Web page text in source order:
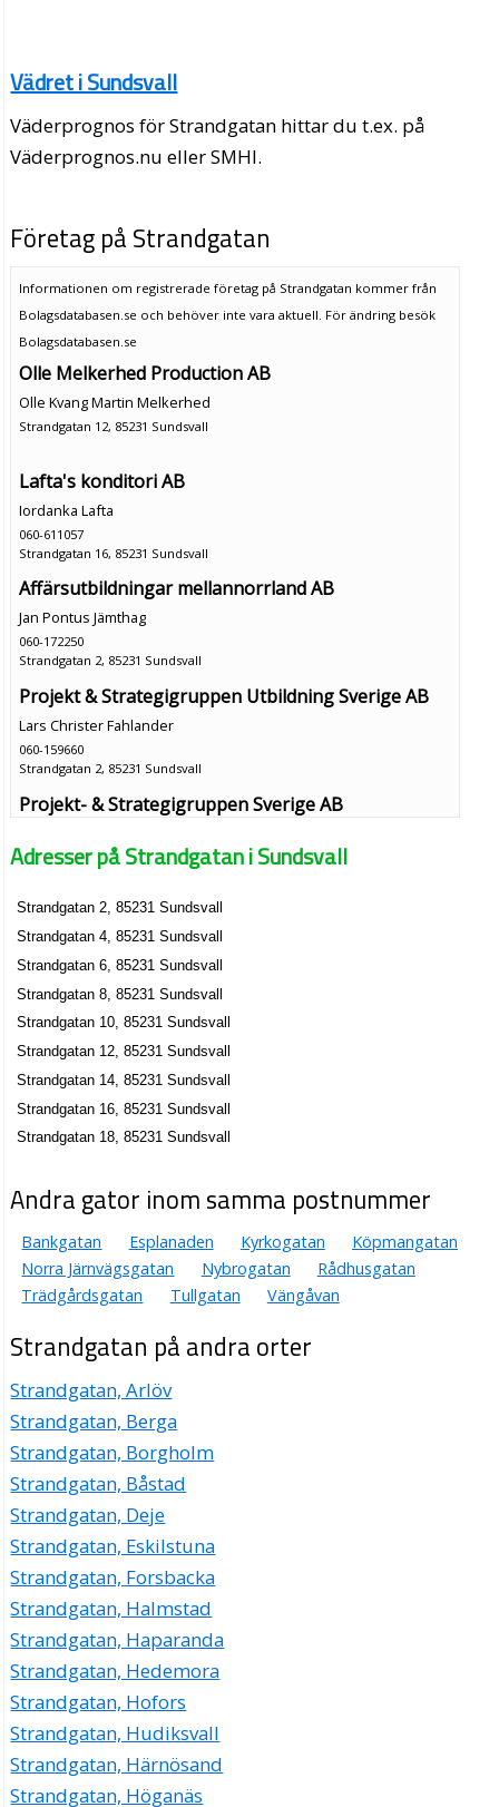
Vädret i Sundsvall
Väderprognos för Strandgatan hittar du t.ex. på
Väderprognos.nu eller SMHI.
Företag på Strandgatan
Informationen om registrerade företag på Strandgatan kommer från
Bolagsdatabasen.se och behöver inte vara aktuell. För ändring besök
Bolagsdatabasen.se
Olle Melkerhed Production AB
Olle Kvang Martin Melkerhed
Strandgatan 12, 85231 Sundsvall
Lafta's konditori AB
Iordanka Lafta
060-611057
Strandgatan 16, 85231 Sundsvall
Affärsutbildningar mellannorrland AB
Jan Pontus Jämthag
060-172250
Strandgatan 2, 85231 Sundsvall
Projekt & Strategigruppen Utbildning Sverige AB
Lars Christer Fahlander
060-159660
Strandgatan 2, 85231 Sundsvall
Projekt- & Strategigruppen Sverige AB
060-172250
Sweet Williams AB
Anna Elisabet Tollwé
060-154290
Sundsvalls Ryggklinik AB
Jens Krister Olsson
060-154655
Strandgatan 8, 85231 Sundsvall
Adresser på Strandgatan i Sundsvall
Strandgatan 2, 85231 Sundsvall
Strandgatan 4, 85231 Sundsvall
Strandgatan 6, 85231 Sundsvall
Strandgatan 8, 85231 Sundsvall
Strandgatan 10, 85231 Sundsvall
Strandgatan 12, 85231 Sundsvall
Strandgatan 14, 85231 Sundsvall
Strandgatan 16, 85231 Sundsvall
Strandgatan 18, 85231 Sundsvall
Andra gator inom samma postnummer
Bankgatan Esplanaden Kyrkogatan
Köpmangatan
Norra Järnvägsgatan
Nybrogatan
Rådhusgatan
Trädgårdsgatan
Tullgatan Vängåvan
Strandgatan på andra orter
Strandgatan, Arlöv
Strandgatan, Berga
Strandgatan, Borgholm
Strandgatan, Båstad
Strandgatan, Deje
Strandgatan, Eskilstuna
Strandgatan, Forsbacka
Strandgatan, Halmstad
Strandgatan, Haparanda
Strandgatan, Hedemora
Strandgatan, Hofors
Strandgatan, Hudiksvall
Strandgatan, Härnösand
Strandgatan, Höganäs